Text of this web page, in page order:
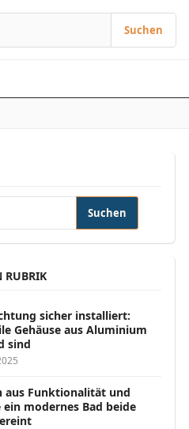
Suchen
RUBRIK
sicher installiert:
Gehäuse aus Aluminium
sind
aus Funktionalität und
ein modernes Bad beide